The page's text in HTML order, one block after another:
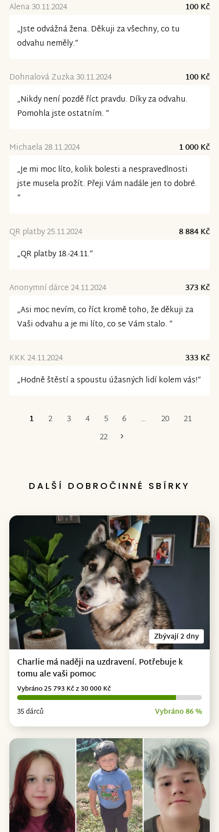
Alena 30.11.2024
100 Kč
„Jste odvážná žena. Děkuji za všechny, co tu
odvahu neměly.“
Dohnalová Zuzka 30.11.2024
100 Kč
„Nikdy není pozdě říct pravdu. Díky za odvahu.
Pomohla jste ostatním. “
Michaela 28.11.2024
1 000 Kč
„Je mi moc líto, kolik bolesti a nespravedlnosti
jste musela prožít. Přeji Vám nadále jen to dobré.
“
QR platby 25.11.2024
8 884 Kč
„QR platby 18.-24.11.“
Anonymní dárce 24.11.2024
373 Kč
„Asi moc nevím, co říct kromě toho, že děkuji za
Vaši odvahu a je mi líto, co se Vám stalo. “
KKK 24.11.2024
333 Kč
„Hodně štěstí a spoustu úžasných lidí kolem vás!“
1 2 3 4 5 6 … 20
21
22
Poslední
DALŠÍ DOBROČINNÉ SBÍRKY
Zbývají 2 dny
Charlie má naději na uzdravení. Potřebuje k
tomu ale vaši pomoc
35 dárců Vybráno 86 %
Vybráno 25 793 Kč z 30 000 Kč